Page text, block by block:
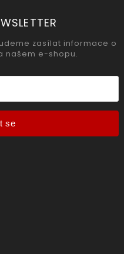
zasílat informace o
našem e-shopu.
se